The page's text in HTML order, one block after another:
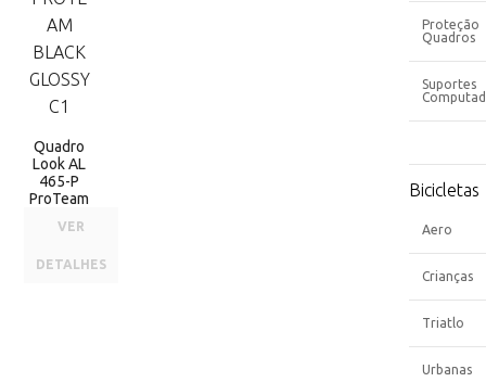
Quadro
Look AL
465-P
ProTeam
VER
DETALHES
Proteção
Quadros
Suportes
Bicicletas
Aero
Crianças
Triatlo
Urbanas